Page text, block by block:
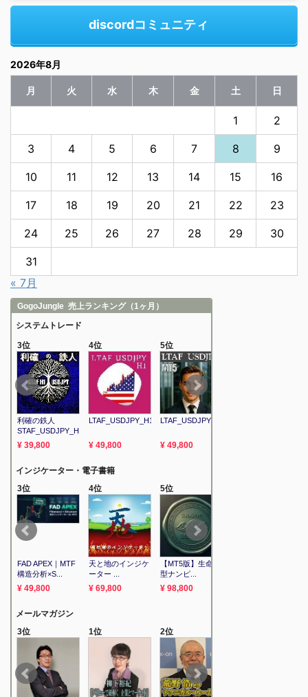
discordコミュニティ
2026年8月
月 火 水 木 金 土 日
1 2
3 4 5 6 7 8 9
10 11 12 13 14 15 16
17 18 19 20 21 22 23
24 25 26 27 28 29 30
31
« 7月